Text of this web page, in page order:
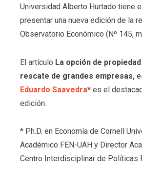
Universidad Alberto Hurtado tiene
presentar una nueva edición de la
Observatorio Económico (Nº 145,
El artículo La opción de
rescate de grandes empresas,
Eduardo Saavedra*es el
edición.
* Ph.D. en Economía de Cornell
Académico FEN-UAH y Director
Centro Interdisciplinar de Políticas